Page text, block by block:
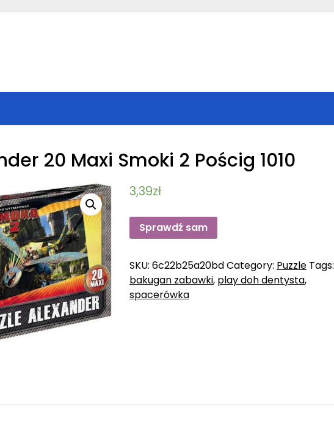
20 Maxi Smoki 2 Pościg 1010
3,39zł
Sprawdź sam
SKU: 6c22b25a20bdCategory: Puzzle Tags:
bakugan zabawki, play doh dentysta,
spacerówka